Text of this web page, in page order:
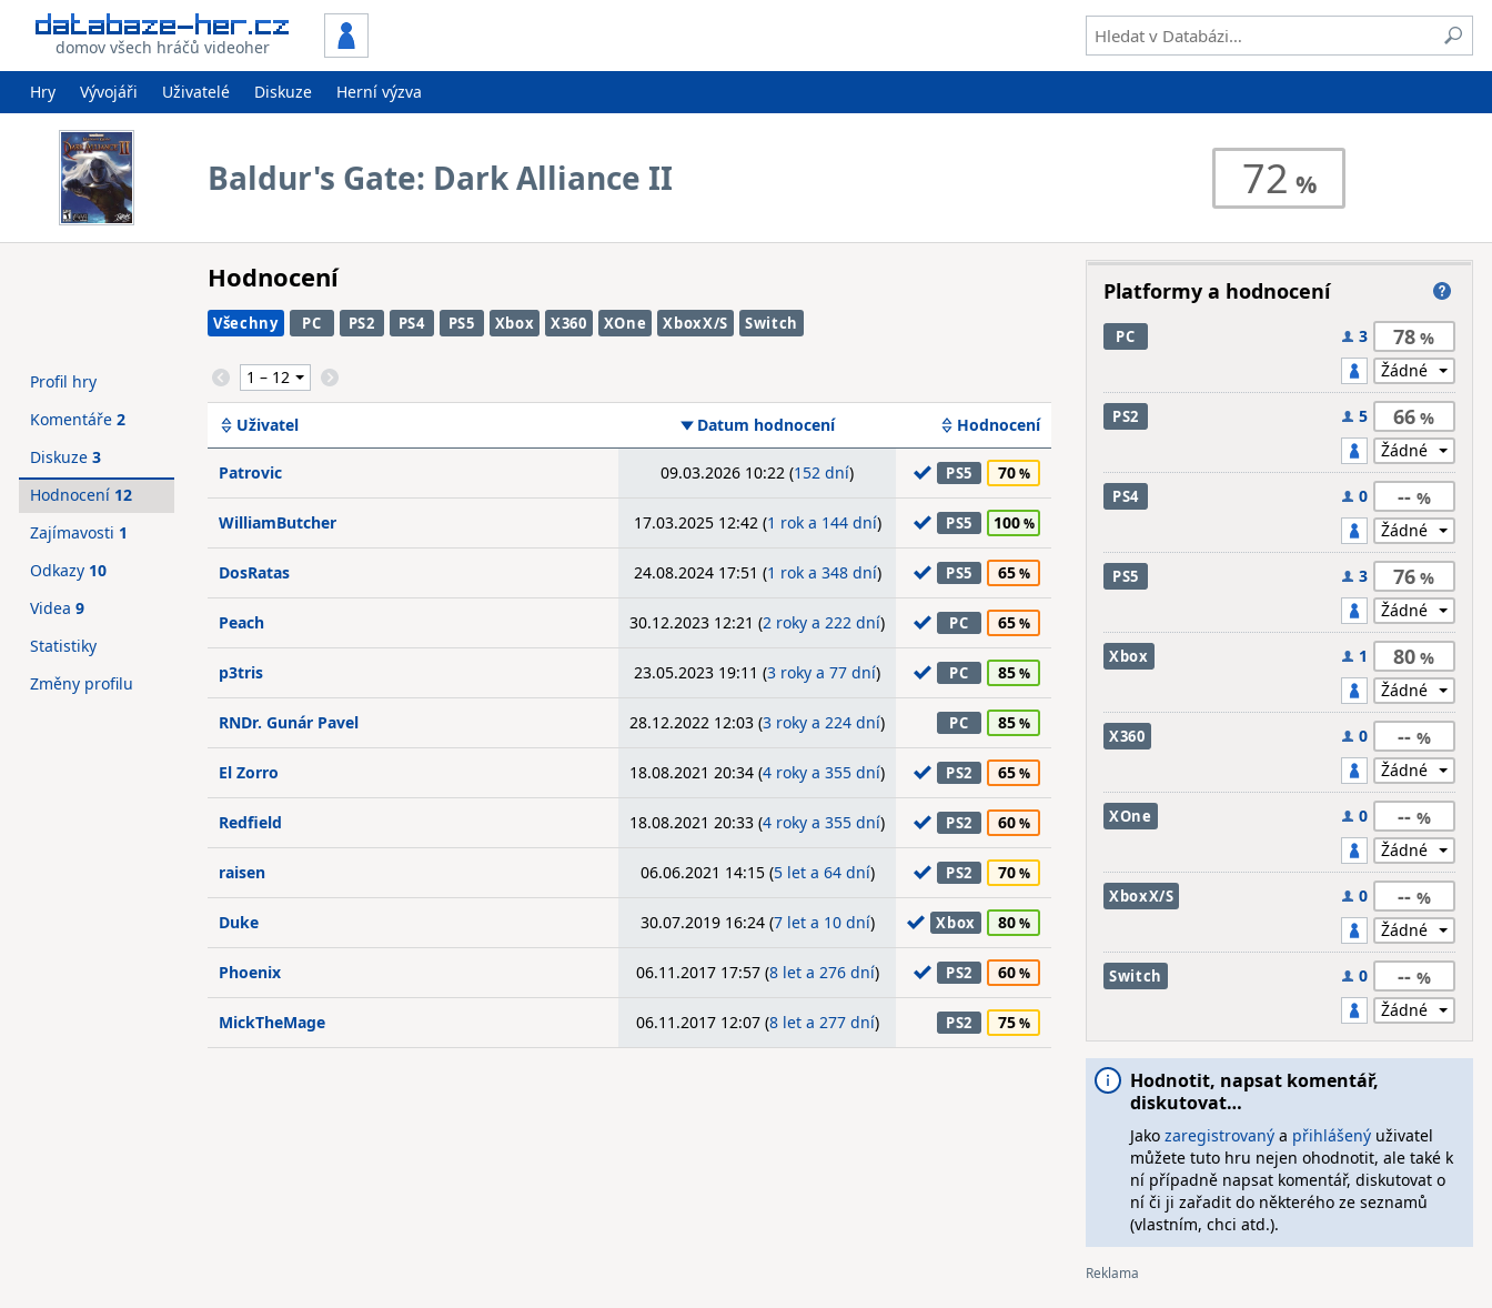
domov všech hráčů videoher
Hry Vývojáři Uživatelé Diskuze Herní výzva
Baldur's Gate: Dark Alliance II 72
Hodnocení
Všechny PC PS2 PS4 PS5 Xbox X360 XOne XboxX/S Switch
Uživatel Datum hodnocení Hodnocení
Patrovic 09.03.2026 10:22 (152 dní) PS5 70
WilliamButcher 17.03.2025 12:42 (1 rok a 144 dní) PS5 100
DosRatas 24.08.2024 17:51 (1 rok a 348 dní) PS5 65
Peach 30.12.2023 12:21 (2 roky a 222 dní) PC 65
p3tris 23.05.2023 19:11 (3 roky a 77 dní) PC 85
RNDr. Gunár Pavel 28.12.2022 12:03 (3 roky a 224 dní) PC 85
El Zorro 18.08.2021 20:34 (4 roky a 355 dní) PS2 65
Redfield 18.08.2021 20:33 (4 roky a 355 dní) PS2 60
raisen 06.06.2021 14:15 (5 let a 64 dní) PS2 70
Duke 30.07.2019 16:24 (7 let a 10 dní) Xbox 80
Phoenix 06.11.2017 17:57 (8 let a 276 dní) PS2 60
MickTheMage 06.11.2017 12:07 (8 let a 277 dní) PS2 75
Profil hry
Komentáře 2
Diskuze 3
Hodnocení 12
Zajímavosti 1
Odkazy 10
Videa 9
Statistiky
Změny profilu
Platformy a hodnocení
PC 3 78
PS2 5 66
PS4 0 --
PS5 3 76
Xbox 1 80
X360 0 --
XOne 0 --
XboxX/S 0 --
Switch 0 --
Hodnotit, napsat komentář,
diskutovat…
Jako zaregistrovanýa přihlášenýuživatel
můžete tuto hru nejen ohodnotit, ale také k
ní případně napsat komentář, diskutovat o
ní či ji zařadit do některého ze seznamů
(vlastním, chci atd.).